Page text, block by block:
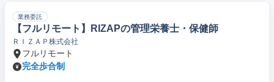
業務委託
【フルリモート】RIZAPの管理栄養士・保健師
ＲＩＺＡＰ株式会社
フルリモート
完全歩合制